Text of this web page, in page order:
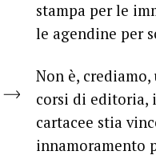
stampa per le
le agendine per
Non è,
corsi di editoria,
cartacee stia
innamoramento